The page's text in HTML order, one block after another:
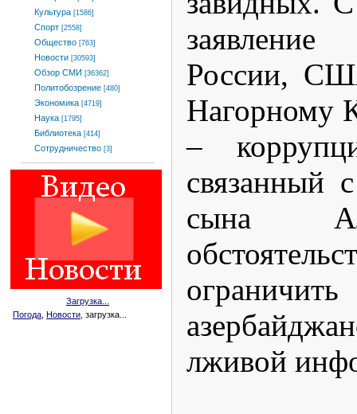
Культура [1586]
Спорт [2558]
Общество [763]
Новости [30593]
Обзор СМИ [36362]
Политобозрение [480]
Экономика [4719]
Наука [1795]
Библиотека [414]
Сотрудничество [3]
Загрузка...
Погода Новости , загрузка...
России,
Нагорному
–
связанный
сына
лживой